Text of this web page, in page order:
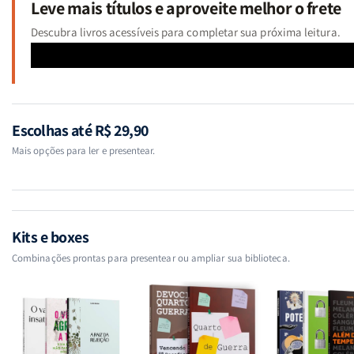
Leve mais títulos e aproveite melhor o frete
Descubra livros acessíveis para completar sua próxima leitura.
Escolhas até R$ 29,90
Mais opções para ler e presentear.
Kits e boxes
Combinações prontas para presentear ou ampliar sua biblioteca.